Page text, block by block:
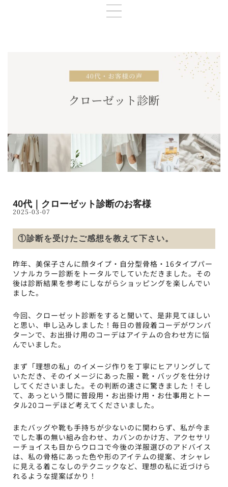
40代｜クローゼット診断のお客様
2025-03-07
①診断を受けたご感想を教えて下さい。
昨年、美保子さんに顔タイプ・自分型骨格・16タイプパー
ソナルカラー診断をトータルでしていただきました。その
後は診断結果を参考にしながらショッピングを楽しんでい
ました。
今回、クローゼット診断をすると聞いて、是非見てほしい
と思い、申し込みしました！毎日の普段着コーデがワンパ
ターンで、お出掛け用のコーデはアイテムの合わせ方に悩
んでいました。
まず「理想の私」のイメージ作りを丁寧にヒアリングして
いただき、そのイメージにあった服・靴・バッグを仕分け
してくださいました。その判断の速さに驚きました！そし
て、あっという間に普段用・お出掛け用・お仕事用とトー
タル20コーデほど考えてくださいました。
またバッグや靴も手持ちが少ないのに関わらず、私が今ま
でした事の無い組み合わせ、カバンのかけ方、アクセサリ
ーチョイスも目からウロコで今後の洋服選びのアドバイス
は、私の骨格にあった色や形のアイテムの提案、オシャレ
に見える着こなしのテクニックなど、理想の私に近づけら
れるような提案ばかり！